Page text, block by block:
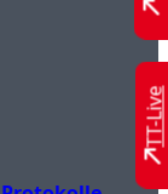
TT-Live